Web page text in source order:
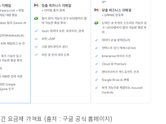
요금제 가격표 (출처 : 구글 공식 홈페이지)